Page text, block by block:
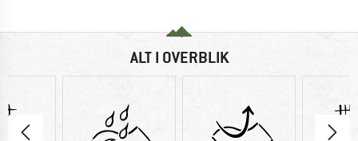
ALT I OVERBLIK